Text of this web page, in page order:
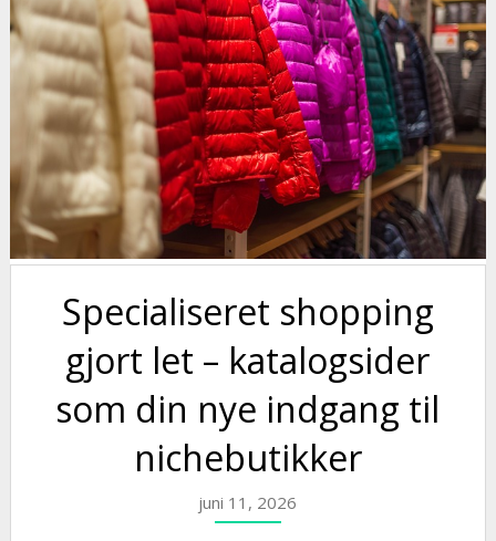
Specialiseret shopping
gjort let – katalogsider
som din nye indgang til
nichebutikker
juni 11, 2026